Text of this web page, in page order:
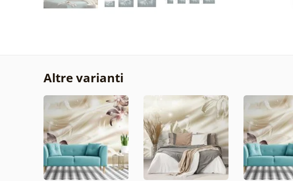
Altre varianti